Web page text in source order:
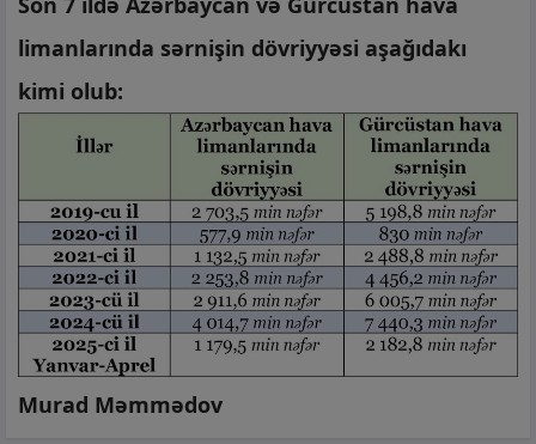
limanlarında sərnişin dövriyyəsi aşağıdakı
kimi olub:
Murad Məmmədov